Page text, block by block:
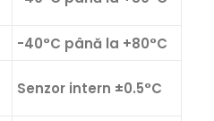
-40°C până la +80°C
Senzor intern ±0.5°C